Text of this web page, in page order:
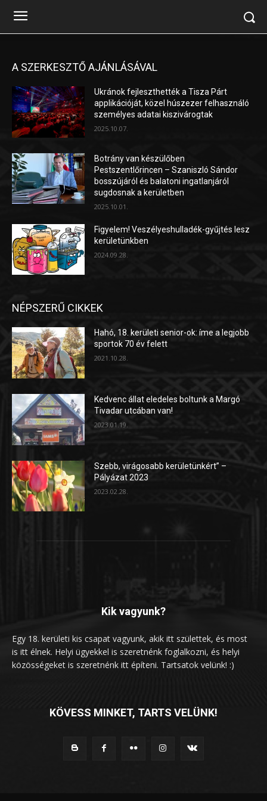
A SZERKESZTŐ AJÁNLÁSÁVAL
Ukránok fejleszthették a Tisza Párt
applikációját, közel húszezer felhasználó
személyes adatai kiszivárogtak
2025.10.07.
Botrány van készülőben
Pestszentlőrincen – Szaniszló Sándor
bosszújáról és balatoni ingatlanjáról
sugdosnak a kerületben
2025.10.01.
Figyelem! Veszélyeshulladék-gyűjtés lesz
kerületünkben
2024.09.28.
NÉPSZERŰ CIKKEK
Hahó, 18. kerületi senior-ok: íme a legjobb
sportok 70 év felett
2021.10.28.
Kedvenc állat eledeles boltunk a Margó
Tivadar utcában van!
2023.01.19.
Szebb, virágosabb kerületünkért” –
Pályázat 2023
2023.02.28.
Kik vagyunk?
Egy 18. kerületi kis csapat vagyunk, akik itt születtek, és most
is itt élnek. Helyi ügyekkel is szeretnénk foglalkozni, és helyi
közösségeket is szeretnénk itt építeni. Tartsatok velünk! :)
KÖVESS MINKET, TARTS VELÜNK!